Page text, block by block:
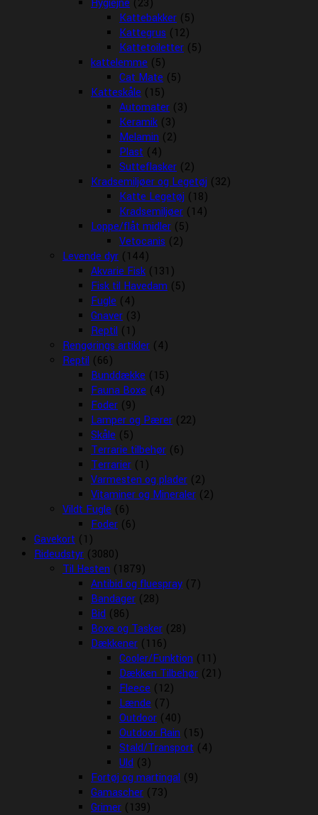
Hygiejne (23)
Kattebakker (5)
Kattegrus (12)
Kattetoiletter (5)
kattelemme (5)
Cat Mate (5)
Katteskåle (15)
Automater (3)
Keramik (3)
Melamin (2)
Plast (4)
Sutteflasker (2)
Kradsemiljøer og Legetøj (32)
Katte Legetøj (18)
Kradsemiljøer (14)
Loppe/flåt midler (5)
Vetocanis (2)
Levende dyr (144)
Akvarie Fisk (131)
Fisk til Havedam (5)
Fugle (4)
Gnaver (3)
Reptil (1)
Rengørings artikler (4)
Reptil (66)
Bunddække (15)
Fauna Boxe (4)
Foder (9)
Lamper og Pærer (22)
Skåle (5)
Terrarie tilbehør (6)
Terrarier (1)
Varmesten og plader (2)
Vitaminer og Mineraler (2)
Vildt Fugle (6)
Foder (6)
Gavekort (1)
Rideudstyr (3080)
Til Hesten (1879)
Antibid og fluespray (7)
Bandager (28)
Bid (86)
Boxe og Tasker (28)
Dækkener (116)
Cooler/Funktion (11)
Dækken Tilbehør (21)
Fleece (12)
Lænde (7)
Outdoor (40)
Outdoor Rain (15)
Stald/Transport (4)
Uld (3)
Fortøj og martingal (9)
Gamascher (73)
Grimer (139)